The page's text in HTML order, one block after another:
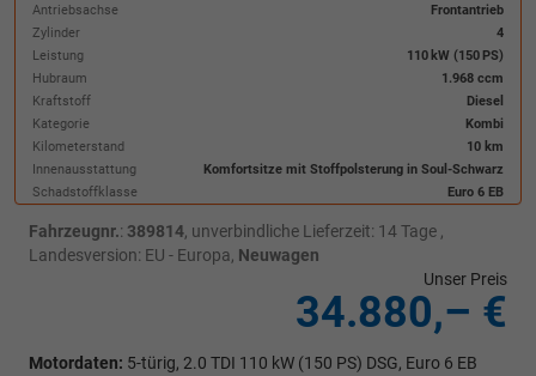
Antriebsachse
Frontantrieb
Zylinder
4
Leistung
110 kW (150 PS)
Hubraum
1.968 ccm
Kraftstoff
Diesel
Kategorie
Kombi
Kilometerstand
10 km
Innenausstattung
Komfortsitze mit Stoffpolsterung in Soul-Schwarz
Schadstoffklasse
Euro 6 EB
Fahrzeugnr.: 389814, unverbindliche Lieferzeit: 14 Tage ,
Landesversion: EU - Europa, Neuwagen
Unser Preis
34.880,– €
Motordaten: 5-türig, 2.0 TDI 110 kW (150 PS) DSG, Euro 6 EB